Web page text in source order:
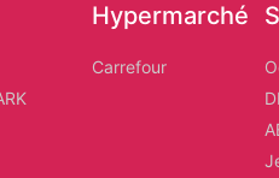
Hypermarché
Carrefour